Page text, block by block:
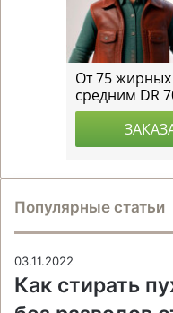
Популярные статьи
03.11.2022
Как стирать